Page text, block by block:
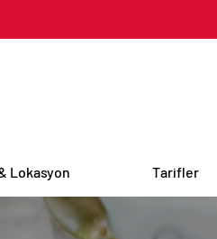
Lokasyon Tarifler